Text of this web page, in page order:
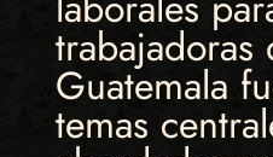
Guatemala
temas